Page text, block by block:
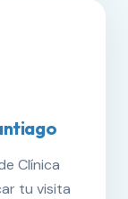
Clínica
tu visita